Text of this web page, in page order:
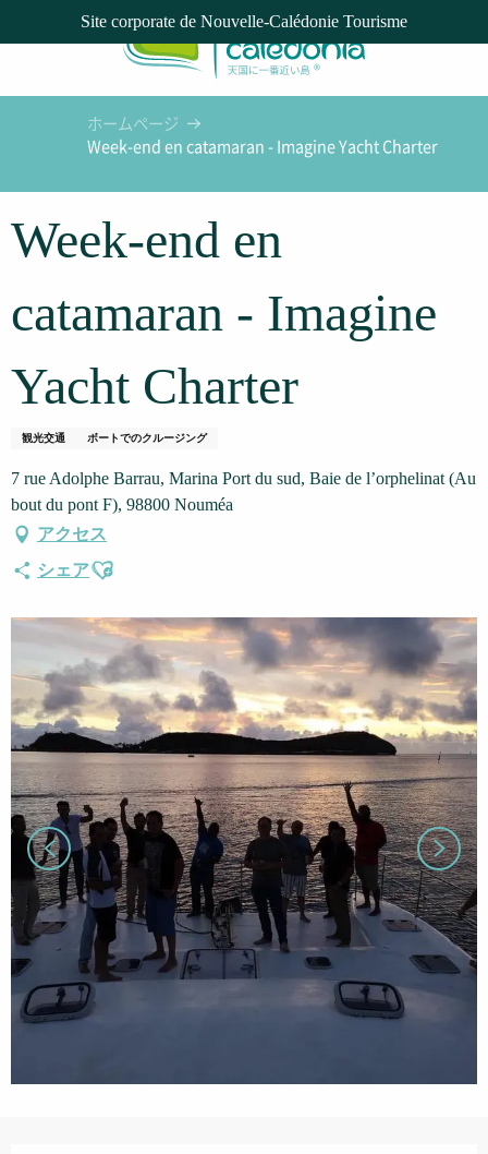
Site corporate de Nouvelle-Calédonie Tourisme
ホームページ
Week-end en catamaran - Imagine Yacht Charter
Week-end en
catamaran - Imagine
Yacht Charter
観光交通 ボートでのクルージング
7 rue Adolphe Barrau, Marina Port du sud, Baie de l’orphelinat (Au
bout du pont F), 98800 Nouméa
アクセス
シェアAjouter aux favoris